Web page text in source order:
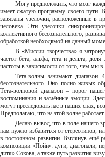
Могу предположить, что мозг
имеет сжатую программу своего пути.
завязаны узелочки, расположенные в
человека. Эти узелочки
коллективного бессознательного,
обработкой необходимой на данный
В «Миссии творчества» я
частот бета, альфа, тета и дельта;
частоты в зависимости от того, чем мы
Тета-волны занимают диапазон
бессознательного. Оно полно живых
Тета-волновой диапазон – порог
воспоминания и затаённые эмоции.
могут преследовать нас в наших снах,
Предполагаю, что на этой волне
Делаю вывод, что в поле нашего
нам нужно избавиться от стереотипов,
в постоянном развитии. Взглянув ещё
композиции «Пойи»: дуги, диагонали,
дитя» Сокова, а также путь развития